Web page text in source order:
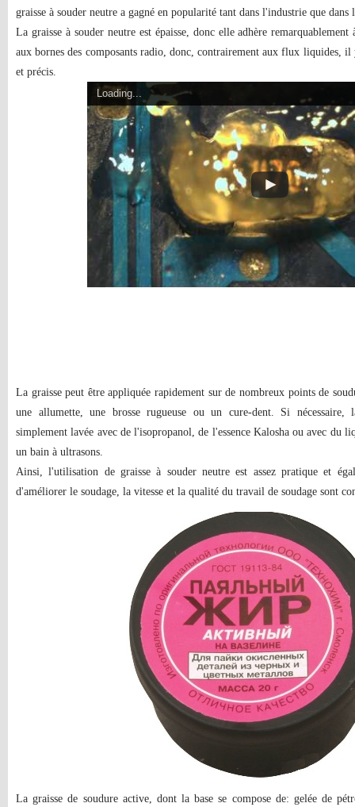
graisse à souder neutre a gagné en popularité tant dans l'industrie que
La graisse à souder neutre est épaisse, donc elle adhère
aux bornes des composants radio, donc, contrairement aux flux liquides,
et précis.
Loading...
La graisse peut être appliquée rapidement sur de nombreux points de
une allumette, une brosse rugueuse ou un cure-dent. Si nécessaire,
simplement lavée avec de l'isopropanol, de l'essence Kalosha ou avec du
un bain à ultrasons.
Ainsi, l'utilisation de graisse à souder neutre est assez pratique et
d'améliorer le soudage, la vitesse et la qualité du travail de soudage sont
La graisse de soudure active, dont la base se compose de: gelée de